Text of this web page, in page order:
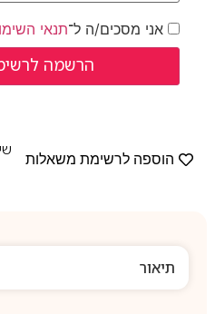
אני מסכים/ה ל־תנאי
הוספה לרשימת משאלות
תיאור